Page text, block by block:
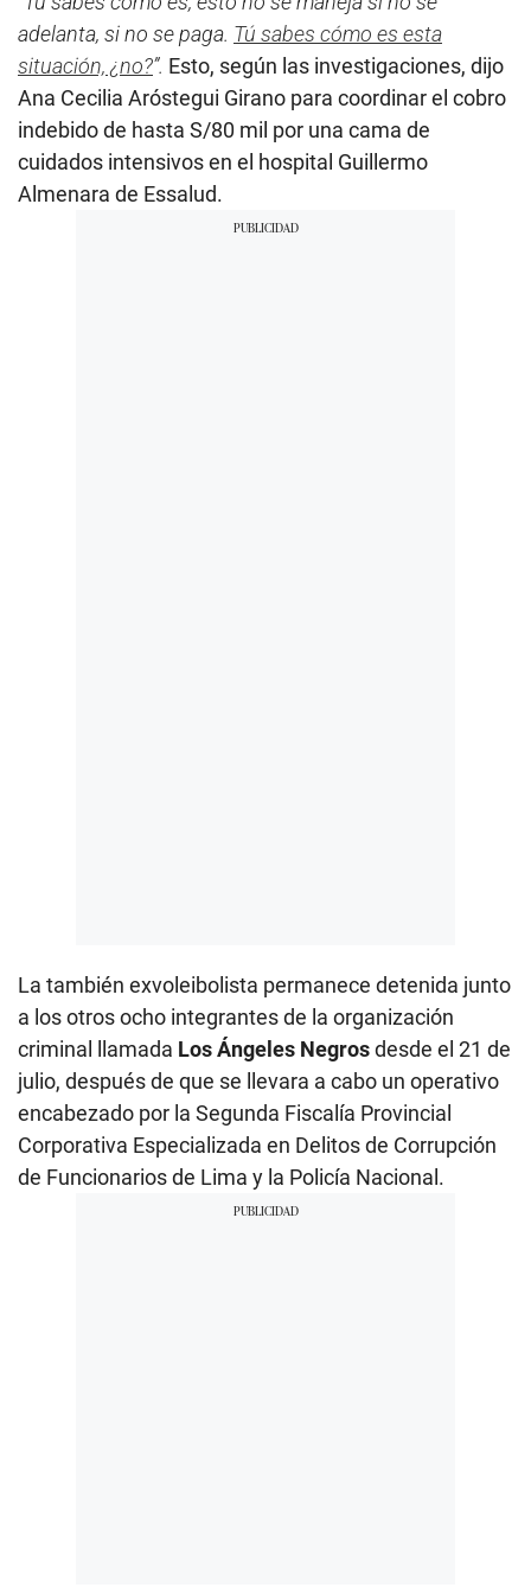
adelanta, si no se paga. Tú sabes cómo es esta
situación, ¿no?”. Esto, según las investigaciones, dijo
Ana Cecilia Aróstegui Girano para coordinar el cobro
indebido de hasta S/80 mil por una cama de
cuidados intensivos en el hospital Guillermo
Almenara de Essalud.
La también exvoleibolista permanece detenida junto
a los otros ocho integrantes de la organización
criminal llamada Los Ángeles Negrosdesde el 21 de
julio, después de que se llevara a cabo un operativo
encabezado por la Segunda Fiscalía Provincial
Corporativa Especializada en Delitos de Corrupción
de Funcionarios de Lima y la Policía Nacional.